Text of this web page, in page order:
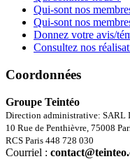
Qui-sont nos
Qui-sont nos
Donnez votre avis/
Consultez nos
Coordonnées
Groupe Teintéo
Direction administrative: SARL
10 Rue de Penthièvre, 75008
RCS Paris 448 728 030
Courriel :